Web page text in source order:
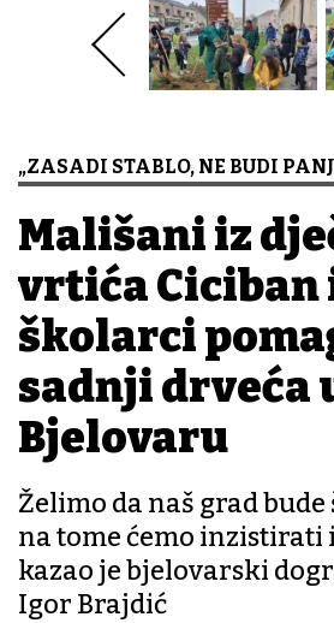
„ZASADI STABLO, NE BUDI
Mališani iz
vrtića Ciciban
školarci
sadnji drveća
Bjelovaru
Želimo da naš grad bude
na tome ćemo inzistirati
kazao je bjelovarski
Igor Brajdić